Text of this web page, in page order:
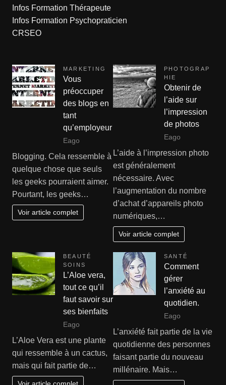
Infos Formation Thérapeute
Infos Formation Psychopraticien
CRSEO
MARKETING
Vous
préoccuper
des blogs en
tant
qu’employeur
Eago
Blogging. Cela ressemble à
quelque chose que seuls
les geeks pourraient aimer.
Pourtant, les geeks…
Voir article complet
PHOTOGRAP
HIE
Obtenir de
l’aide sur
l’impression
de photos
Eago
L’aide à l’impression photo
est généralement
nécessaire. Avec
l’augmentation du nombre
d’achat d’appareils photo
numériques,…
Voir article complet
BEAUTÉ
SOINS
L’Aloe vera,
tout ce qu’il
faut savoir sur
ses bienfaits
Eago
L’Aloe Vera est une plante
qui ressemble à un cactus,
mais qui fait partie de…
Voir article complet
SANTÉ
Comment
gérer
l’anxiété au
quotidien.
Eago
L’anxiété fait partie de la vie
quotidienne des personnes
faisant partie du nouveau
millénaire. Mais…